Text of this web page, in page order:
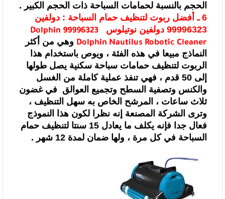
الحجم بالنسبة لحمامات السباحة ذات الحجم الكبير .
6 ـ أفضل ربوت لتنظيف حمام السباحة :
دولفين
99996323 دولفين نوتيلوس
Dolphin 99996323
Dolphin Nautilus Robotic Cleaner وهي من أكثر
النماذج مبيعا في هذه الفئة ، ويوص باستخدام هذا
الربوت لتنظيف حمامات سباحة سكنية يصل طولها
إلى 50 قدم ، فهي تنفذ عملية كاملة من الغسل
والكنس وتصفية السطح وتجميع العوالق في غضون
ثلاث ساعات ، المرشح الخاص به سهل التنظيف ،
وترى الشركة المصنعة إنه نظرا لكون هذا النموذج
فعال جدا فإنه يكلف ما يعادل 15 سنتا لتنظيف حمام
السباحة في كل مرة ، ولها ضمان لمدة 12 شهر .